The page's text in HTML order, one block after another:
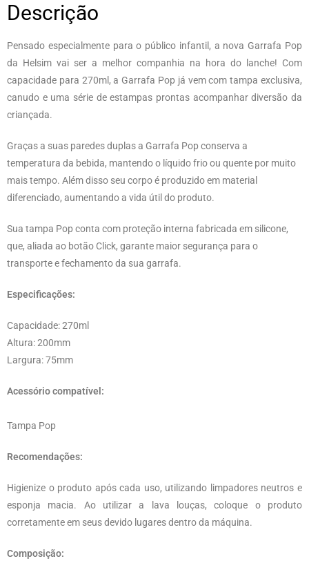
Descrição
Pensado especialmente para o público infantil, a nova Garrafa Pop
da Helsim vai ser a melhor companhia na hora do lanche! Com
capacidade para 270ml, a Garrafa Pop já vem com tampa exclusiva,
canudo e uma série de estampas prontas acompanhar diversão da
criançada.
Graças a suas paredes duplas a Garrafa Pop conserva a
temperatura da bebida, mantendo o líquido frio ou quente por muito
mais tempo. Além disso seu corpo é produzido em material
diferenciado, aumentando a vida útil do produto.
Sua tampa Pop conta com proteção interna fabricada em silicone,
que, aliada ao botão Click, garante maior segurança para o
transporte e fechamento da sua garrafa.
Especificações:
Capacidade: 270ml
Altura: 200mm
Largura: 75mm
Acessório compatível:
Tampa Pop
Recomendações:
Higienize o produto após cada uso, utilizando limpadores neutros e
esponja macia. Ao utilizar a lava louças, coloque o produto
corretamente em seus devido lugares dentro da máquina.
Composição: